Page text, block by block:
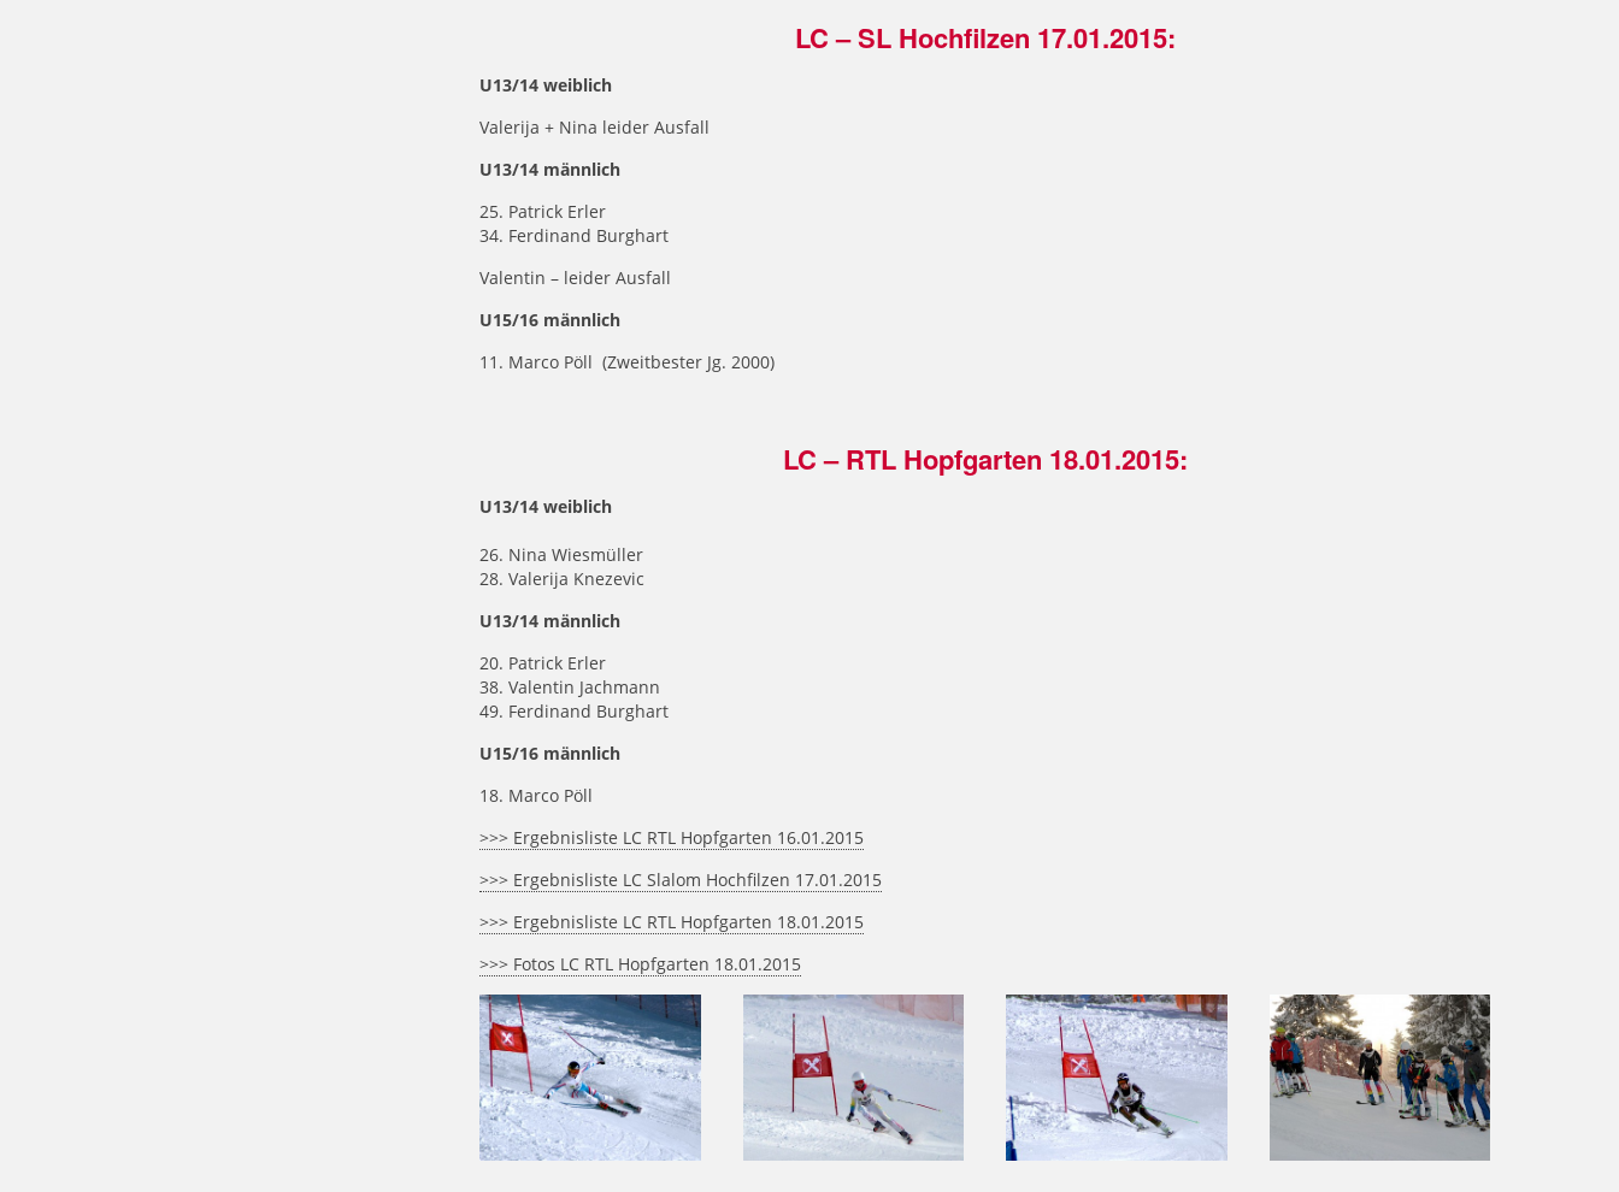
LC – SL Hochfilzen 17.01.2015:
U13/14 weiblich
Valerija + Nina leider Ausfall
U13/14 männlich
25. Patrick Erler
34. Ferdinand Burghart
Valentin – leider Ausfall
U15/16 männlich
11. Marco Pöll (Zweitbester Jg. 2000)
LC – RTL Hopfgarten 18.01.2015:
U13/14 weiblich
26. Nina Wiesmüller
28. Valerija Knezevic
U13/14 männlich
20. Patrick Erler
38. Valentin Jachmann
49. Ferdinand Burghart
U15/16 männlich
18. Marco Pöll
>>> Ergebnisliste LC RTL Hopfgarten 16.01.2015
>>> Ergebnisliste LC Slalom Hochfilzen 17.01.2015
>>> Ergebnisliste LC RTL Hopfgarten 18.01.2015
>>> Fotos LC RTL Hopfgarten 18.01.2015